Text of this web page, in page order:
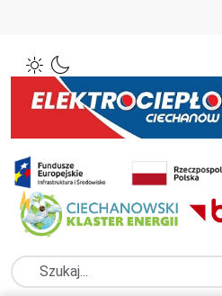
Szukaj